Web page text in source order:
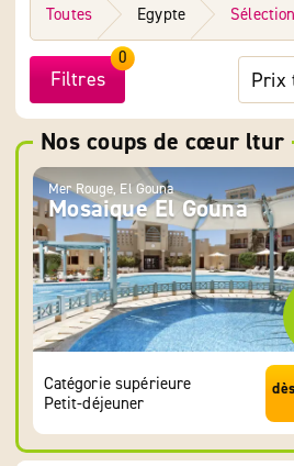
Toutes Egypte
Filtres
0
Nos coups de cœur ltur
Mer Rouge, El Gouna
Mosaique El Gouna
Catégorie supérieure
Petit-déjeuner
dès